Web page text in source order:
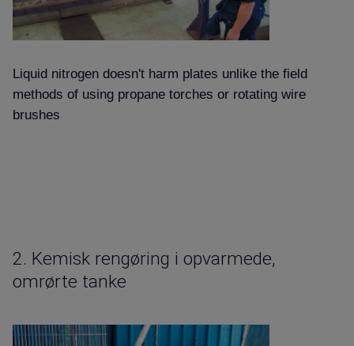
Liquid nitrogen doesn't harm plates unlike the field
methods of using propane torches or rotating wire
brushes
2. Kemisk rengøring i opvarmede,
omrørte tanke